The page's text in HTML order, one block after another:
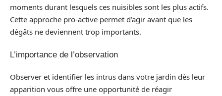
moments durant lesquels ces nuisibles sont les plus actifs.
Cette approche pro-active permet d’agir avant que les
dégâts ne deviennent trop importants.
L’importance de l’observation
Observer et identifier les intrus dans votre jardin dès leur
apparition vous offre une opportunité de réagir